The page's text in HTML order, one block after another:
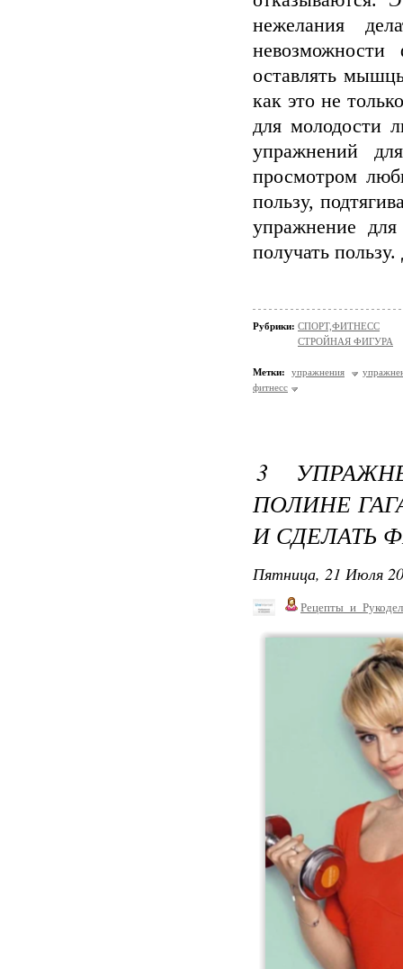
нежелания
оставлять
как это не
для молодости
упражнений
просмотром
пользу,
упражнение
получать
Рубрики: СПОРТ,ФИТНЕСС
СТРОЙНАЯ ФИГУРА
Метки: упражнения
фитнесс
3
ПОЛИНЕ
И СДЕЛАТЬ
Пятница, 21 Июля